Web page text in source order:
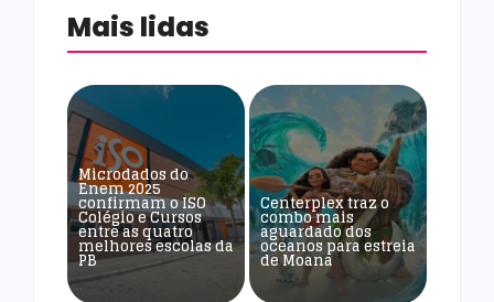
Mais lidas
Microdados do
Enem 2025
confirmam o ISO
Colégio e Cursos
entre as quatro
melhores escolas da
PB
Centerplex traz o
combo mais
aguardado dos
oceanos para estreia
de Moana